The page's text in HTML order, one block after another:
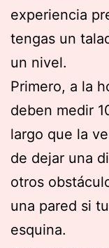
experiencia
tengas un
un nivel.
Primero, a la
deben medir
largo que la
de dejar una
otros
una pared si
esquina.